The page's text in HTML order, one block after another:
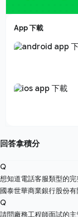
App 下載
回答拿積分
Q
想知道電話客服類型的
國泰世華商業銀行股份有
Q
請問廠務工程師面試的